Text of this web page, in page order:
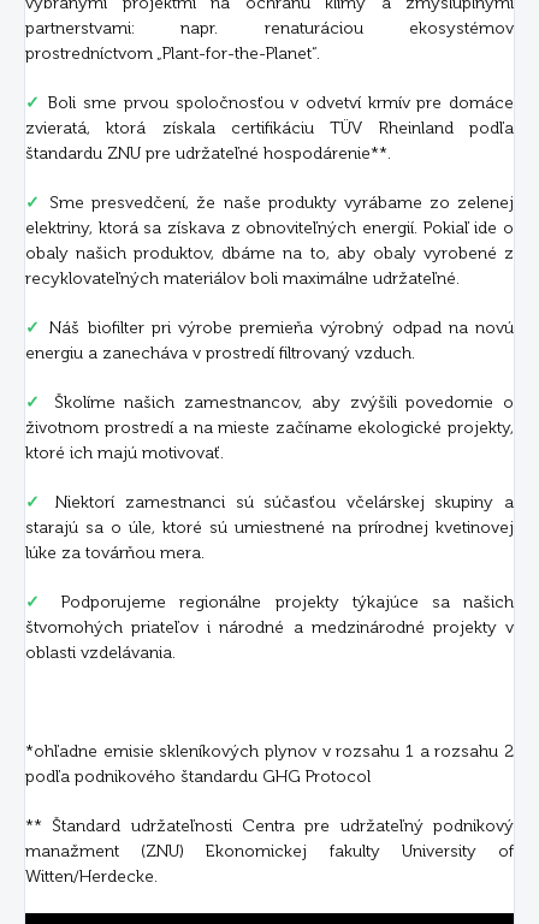
partnerstvami: napr. renaturáciou ekosystémov
prostredníctvom „Plant-for-the-Planet“.
✓ Boli sme prvou spoločnosťou v odvetví krmív pre domáce
zvieratá, ktorá získala certifikáciu TÜV Rheinland podľa
štandardu ZNU pre udržateľné hospodárenie**.
✓
Sme presvedčení, že naše produkty vyrábame zo zelenej
elektriny, ktorá sa získava z obnoviteľných energií. Pokiaľ ide o
obaly našich produktov, dbáme na to, aby obaly vyrobené z
recyklovateľných materiálov boli maximálne udržateľné.
✓ Náš biofilter pri výrobe premieňa výrobný odpad na novú
energiu a zanecháva v prostredí filtrovaný vzduch.
✓
Školíme našich zamestnancov, aby zvýšili povedomie o
životnom prostredí a na mieste začíname ekologické projekty,
ktoré ich majú motivovať.
✓
Niektorí zamestnanci sú súčasťou včelárskej skupiny a
starajú sa o úle, ktoré sú umiestnené na prírodnej kvetinovej
lúke za továrňou mera.
✓
Podporujeme regionálne projekty týkajúce sa našich
štvornohých priateľov i národné a medzinárodné projekty v
oblasti vzdelávania.
*ohľadne emisie skleníkových plynov v rozsahu 1 a rozsahu 2
podľa podnikového štandardu GHG Protocol
** Štandard udržateľnosti Centra pre udržateľný podnikový
manažment (ZNU) Ekonomickej fakulty University of
Witten/Herdecke.